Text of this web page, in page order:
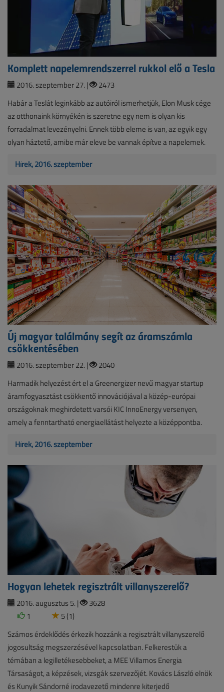
Komplett napelemrendszerrel rukkol elő a Tesla
2016. szeptember 27. |
2473
Habár a Teslát leginkább az autóiról ismerhetjük, Elon Musk cége
az otthonaink környékén is szeretne egy nem is olyan kis
forradalmat levezényelni. Ennek több eleme is van, az egyik egy
olyan háztető, amibe már eleve be vannak építve a napelemek.
Hírek, 2016. szeptember
Új magyar találmány segít az áramszámla
csökkentésében
2016. szeptember 22. |
2040
Harmadik helyezést ért el a Greenergizer nevű magyar startup
áramfogyasztást csökkentő innovációjával a közép-európai
országoknak meghirdetett varsói KIC InnoEnergy versenyen,
amely a fenntartható energiaellátást helyezte a középpontba.
Hírek, 2016. szeptember
Hogyan lehetek regisztrált villanyszerelő?
2016. augusztus 5. |
3628
1
5 (1)
Számos érdeklődés érkezik hozzánk a regisztrált villanyszerelő
jogosultság megszerzésével kapcsolatban. Felkerestük a
témában a legilletékesebbeket, a MEE Villamos Energia
Társaságot, a képzések, vizsgák szervezőjét. Kovács László elnök
és Kunyik Sándorné irodavezető mindenre kiterjedő